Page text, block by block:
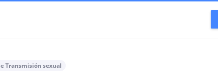
Transmisión sexual